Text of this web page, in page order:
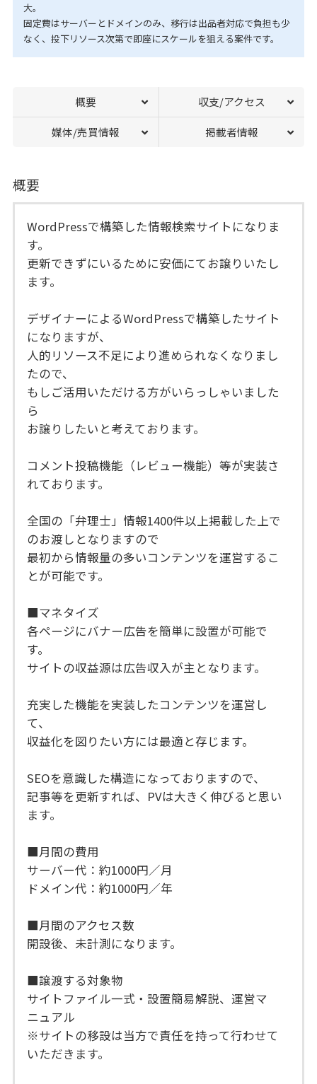
大。
固定費はサーバーとドメインのみ、移行は出品者対応で負担も少
なく、投下リソース次第で即座にスケールを狙える案件です。
概要 収支/アクセス
媒体/売買情報 掲載者情報
概要
WordPressで構築した情報検索サイトになりま
す。
更新できずにいるために安価にてお譲りいたし
ます。
デザイナーによるWordPressで構築したサイト
になりますが、
人的リソース不足により進められなくなりまし
たので、
もしご活用いただける方がいらっしゃいました
ら
お譲りしたいと考えております。
コメント投稿機能（レビュー機能）等が実装さ
れております。
全国の「弁理士」情報1400件以上掲載した上で
のお渡しとなりますので
最初から情報量の多いコンテンツを運営するこ
とが可能です。
■マネタイズ
各ページにバナー広告を簡単に設置が可能で
す。
サイトの収益源は広告収入が主となります。
充実した機能を実装したコンテンツを運営し
て、
収益化を図りたい方には最適と存じます。
SEOを意識した構造になっておりますので、
記事等を更新すれば、PVは大きく伸びると思い
ます。
■月間の費用
サーバー代：約1000円／月
ドメイン代：約1000円／年
■月間のアクセス数
開設後、未計測になります。
■譲渡する対象物
サイトファイル一式・設置簡易解説、運営マ
ニュアル
※サイトの移設は当方で責任を持って行わせて
いただきます。